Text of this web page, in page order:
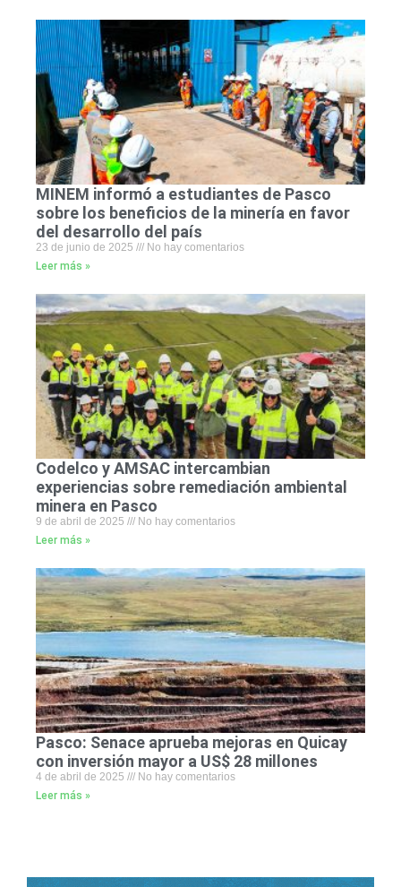
MINEM informó a estudiantes de Pasco
sobre los beneficios de la minería en favor
del desarrollo del país
23 de junio de 2025
No hay comentarios
Leer más »
Codelco y AMSAC intercambian
experiencias sobre remediación ambiental
minera en Pasco
9 de abril de 2025
No hay comentarios
Leer más »
Pasco: Senace aprueba mejoras en Quicay
con inversión mayor a US$ 28 millones
4 de abril de 2025
No hay comentarios
Leer más »